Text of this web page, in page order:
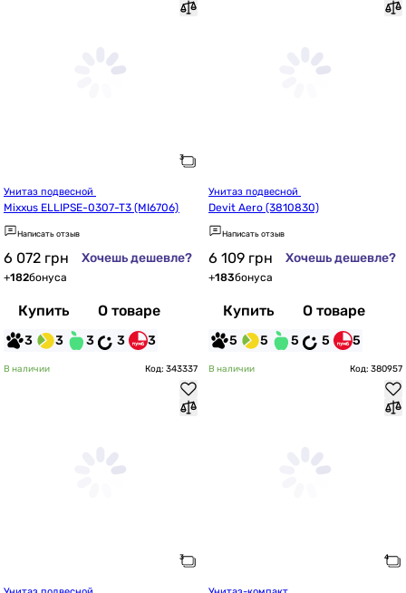
Mixxus ELLIPSE-0307-T3 (MI6706)
Написать отзыв
6 072 грн Хочешь дешевле?
+182бонуса
Купить О товаре
3 3 3 3 3
Devit Aero (3810830)
Написать отзыв
6 109 грн Хочешь дешевле?
+183бонуса
Купить О товаре
5 5 5 5 5
В наличии Код: 343337 В наличии Код: 380957